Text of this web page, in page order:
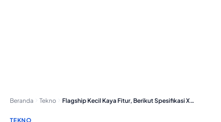
Beranda Tekno Flagship Kecil Kaya Fitur, Berikut Spesifikasi Xiaomi 12
TEKNO